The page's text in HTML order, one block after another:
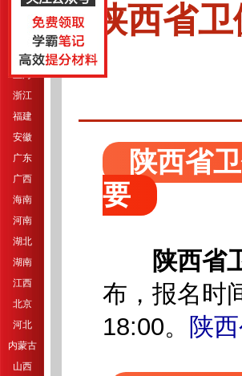
江苏
上海
浙江
福建
安徽
广东
广西
海南
河南
湖北
湖南
江西
北京
河北
内蒙古
山西
陕西省
陕西省
要
陕西省
布，报名时
18:00。
陕